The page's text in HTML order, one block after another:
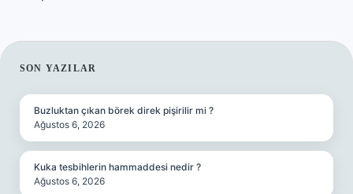
SIDEBAR
SON YAZILAR
Buzluktan çıkan börek direk pişirilir mi ?
Ağustos 6, 2026
Kuka tesbihlerin hammaddesi nedir ?
Ağustos 6, 2026